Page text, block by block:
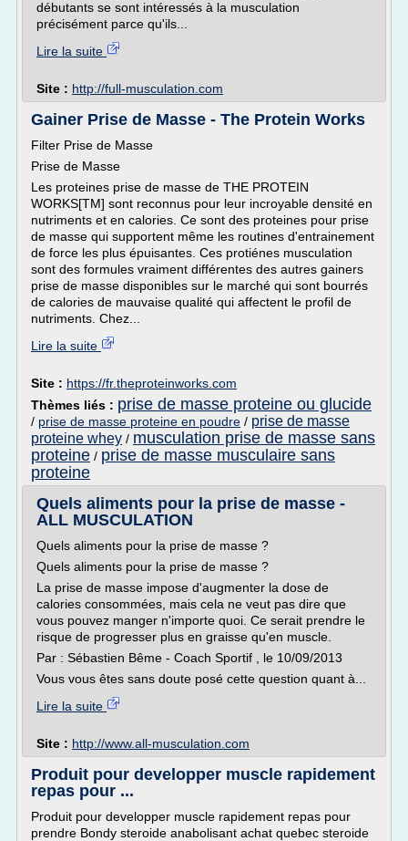
débutants se sont intéressés à la musculation
précisément parce qu'ils...
Lire la suite
Site : http://full-musculation.com
Gainer Prise de Masse - The Protein Works
Filter Prise de Masse
Prise de Masse
Les proteines prise de masse de THE PROTEIN
WORKS[TM] sont reconnus pour leur incroyable densité en
nutriments et en calories. Ce sont des proteines pour prise
de masse qui supportent même les routines d'entrainement
de force les plus épuisantes. Ces protiénes musculation
sont des formules vraiment différentes des autres gainers
prise de masse disponibles sur le marché qui sont bourrés
de calories de mauvaise qualité qui affectent le profil de
nutriments. Chez...
Lire la suite
Site : https://fr.theproteinworks.com
Thèmes liés : prise de masse proteine ou glucide
/ prise de masse proteine en poudre / prise de masse
proteine whey / musculation prise de masse sans
proteine / prise de masse musculaire sans
proteine
Quels aliments pour la prise de masse -
ALL MUSCULATION
Quels aliments pour la prise de masse ?
Quels aliments pour la prise de masse ?
La prise de masse impose d'augmenter la dose de
calories consommées, mais cela ne veut pas dire que
vous pouvez manger n'importe quoi. Ce serait prendre le
risque de progresser plus en graisse qu'en muscle.
Par : Sébastien Bême - Coach Sportif , le 10/09/2013
Vous vous êtes sans doute posé cette question quant à...
Lire la suite
Site : http://www.all-musculation.com
Produit pour developper muscle rapidement
repas pour ...
Produit pour developper muscle rapidement repas pour
prendre Bondy steroide anabolisant achat quebec steroide